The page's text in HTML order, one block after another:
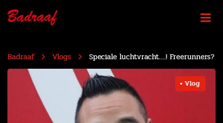
Badraaf Vlogs Speciale luchtvracht….! Freerunners?
Vlog